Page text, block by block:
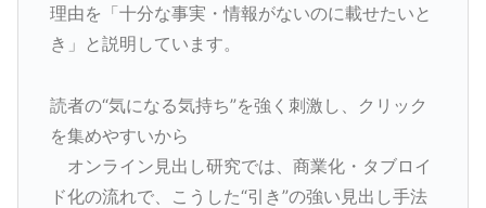
理由を「十分な事実・情報がないのに載せたいと
き」と説明しています。
読者の“気になる気持ち”を強く刺激し、クリック
を集めやすいから
オンライン見出し研究では、商業化・タブロイ
ド化の流れで、こうした“引き”の強い見出し手法